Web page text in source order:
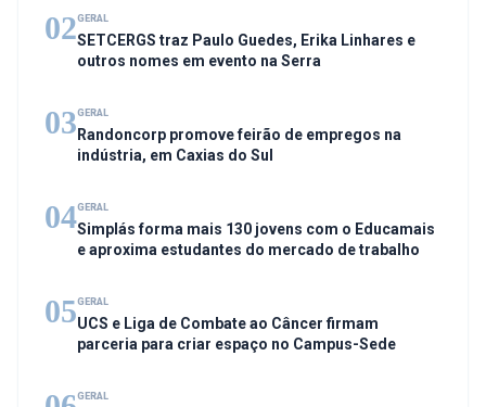
02GERAL
SETCERGS traz Paulo Guedes, Erika Linhares e
outros nomes em evento na Serra
03GERAL
Randoncorp promove feirão de empregos na
indústria, em Caxias do Sul
04GERAL
Simplás forma mais 130 jovens com o Educamais
e aproxima estudantes do mercado de trabalho
05GERAL
UCS e Liga de Combate ao Câncer firmam
parceria para criar espaço no Campus-Sede
GERAL